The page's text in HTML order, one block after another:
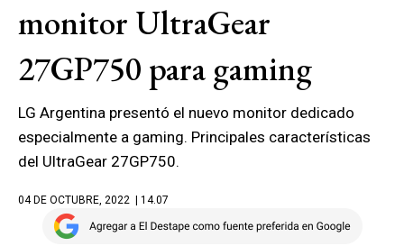
monitor UltraGear
27GP750 para gaming
LG Argentina presentó el nuevo monitor dedicado
especialmente a gaming. Principales características
del UltraGear 27GP750.
04 DE OCTUBRE, 2022 | 14.07